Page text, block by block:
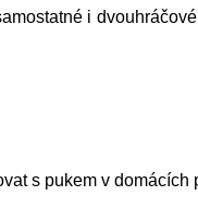
i
s pukem v domácích